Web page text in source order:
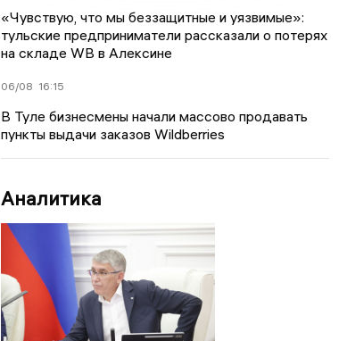
«Чувствую, что мы беззащитные и уязвимые»:
тульские предприниматели рассказали о потерях
на складе WB в Алексине
06/08 16:15
В Туле бизнесмены начали массово продавать
пункты выдачи заказов Wildberries
Аналитика